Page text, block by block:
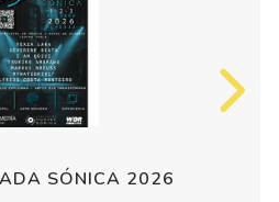
SÓNICA 2026